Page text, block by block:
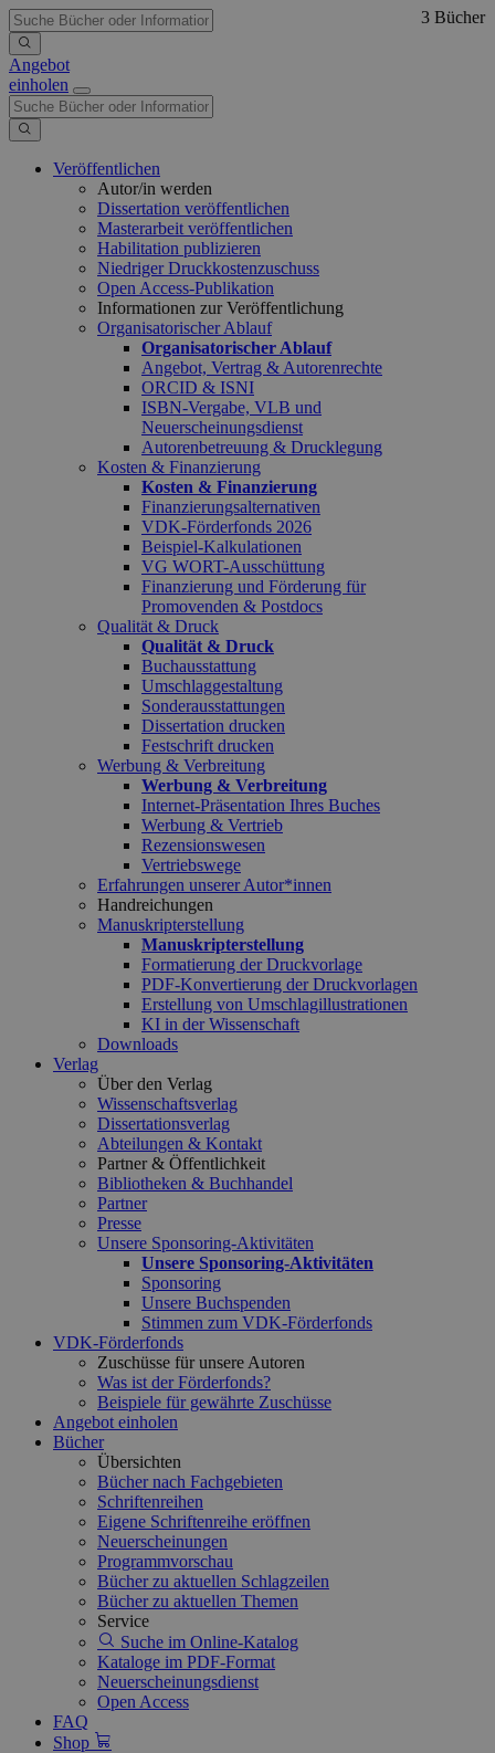
Angebot
einholen
Veröffentlichen
Autor/in werden
Dissertation veröffentlichen
Masterarbeit veröffentlichen
Habilitation publizieren
Niedriger Druckkostenzuschuss
Open Access-Publikation
Informationen zur Veröffentlichung
Organisatorischer Ablauf
Organisatorischer Ablauf
Angebot, Vertrag & Autorenrechte
ORCID & ISNI
ISBN-Vergabe, VLB und
Neuerscheinungsdienst
Autorenbetreuung & Drucklegung
Kosten & Finanzierung
Kosten & Finanzierung
Finanzierungsalternativen
VDK-Förderfonds 2026
Beispiel-Kalkulationen
VG WORT-Ausschüttung
Finanzierung und Förderung für
Promovenden & Postdocs
Qualität & Druck
Qualität & Druck
Buchausstattung
Umschlaggestaltung
Sonderausstattungen
Dissertation drucken
Festschrift drucken
Werbung & Verbreitung
Werbung & Verbreitung
Internet-Präsentation Ihres Buches
Werbung & Vertrieb
Rezensionswesen
Vertriebswege
Erfahrungen unserer Autor*innen
Handreichungen
Manuskripterstellung
Manuskripterstellung
Formatierung der Druckvorlage
PDF-Konvertierung der Druckvorlagen
Erstellung von Umschlagillustrationen
KI in der Wissenschaft
Downloads
Verlag
Über den Verlag
Wissenschaftsverlag
Dissertationsverlag
Abteilungen & Kontakt
Partner & Öffentlichkeit
Bibliotheken & Buchhandel
Partner
Presse
Unsere Sponsoring-Aktivitäten
Unsere Sponsoring-Aktivitäten
Sponsoring
Unsere Buchspenden
Stimmen zum VDK-Förderfonds
VDK-Förderfonds
Zuschüsse für unsere Autoren
Was ist der Förderfonds?
Beispiele für gewährte Zuschüsse
Angebot einholen
Bücher
Übersichten
Bücher nach Fachgebieten
Schriftenreihen
Eigene Schriftenreihe eröffnen
Neuerscheinungen
Programmvorschau
Bücher zu aktuellen Schlagzeilen
Bücher zu aktuellen Themen
Service
Suche im Online-Katalog
Kataloge im PDF-Format
Neuerscheinungsdienst
Open Access
FAQ
Shop
3 Bücher